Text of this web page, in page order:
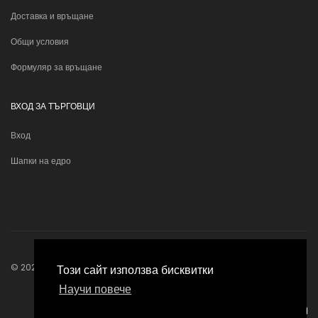
Този сайт използва бисквитки
Научи повече
Доставка и връщане
Общи условия
Формуляр за връщане
ВХОД ЗА ТЪРГОВЦИ
Вход
Шапки на едро
© 2026 Bonhats . Всички права запазени.